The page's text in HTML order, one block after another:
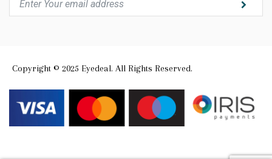
Copyright © 2025 Eyedeal. All Rights Reserved.